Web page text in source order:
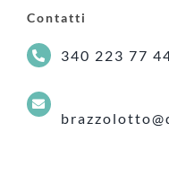
Contatti
340 223 77